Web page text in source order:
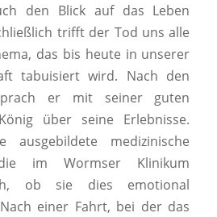
den Blick auf das Leben
trifft der Tod uns alle
das bis heute in unserer
tabuisiert wird. Nach den
er mit seiner guten
über seine Erlebnisse.
ausgebildete medizinische
die im Wormser Klinikum
ob sie dies emotional
einer Fahrt, bei der das